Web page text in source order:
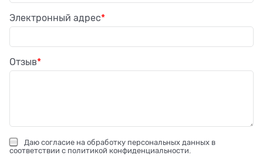
Электронный адрес
Отзыв
Даю согласие на обработку персональных данных в
соответствии с политикой конфиденциальности